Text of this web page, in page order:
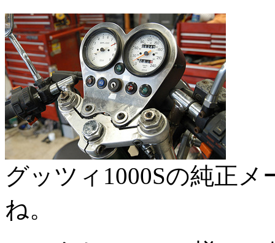
グッツィ1000Sの純正
ね。